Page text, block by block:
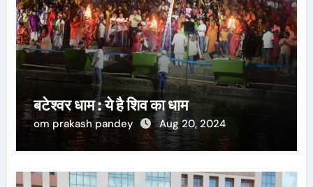
बटेश्वर धाम : ये है शिव का धाम
om prakash pandey Aug 20, 2024